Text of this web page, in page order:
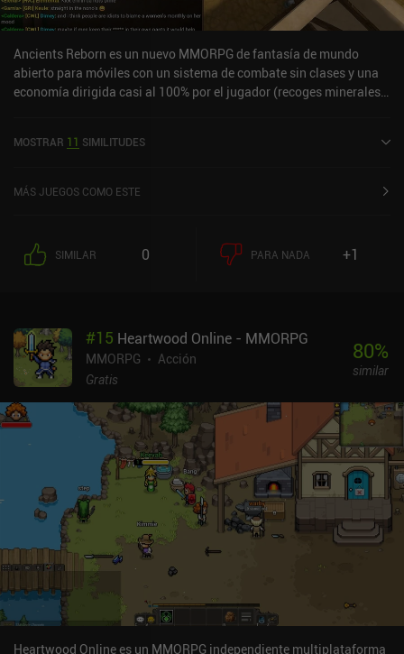
Ancients Reborn es un nuevo MMORPG de fantasía de mundo
abierto para móviles con un sistema de combate sin clases y una
economía dirigida casi al 100% por el jugador (recoges minerales
Quest 3D, pero aún le faltan características importantes como las
desarrolladores añaden nuevas funciones constantemente y ya se
no dudes en probar Ancients Reborn. Lamentablemente, la
monetización es bastante fuerte, con múltiples objetos Pay-to-
MOSTRAR 11 SIMILITUDES
MÁS JUEGOS COMO ESTE
SIMILAR 0 PARA NADA +1
#15 Heartwood Online - MMORPG
MMORPG
Acción
Gratis
80%
similar
Heartwood Online es un MMORPG independiente multiplataforma